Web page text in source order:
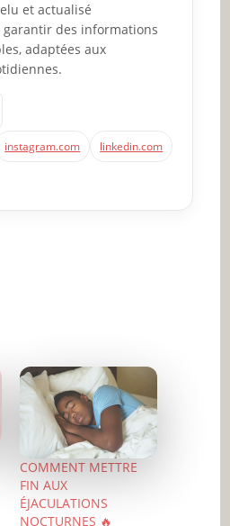
et actualisé
des informations
adaptées aux
instagram.com linkedin.com
COMMENT METTRE
FIN AUX
ÉJACULATIONS
NOCTURNES 🔥